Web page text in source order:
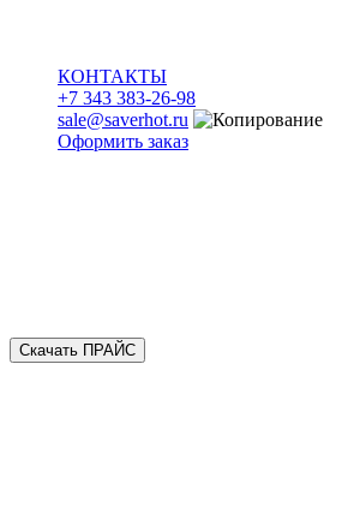
КОНТАКТЫ
+7 343 383-26-98
sale@saverhot.ru
Оформить заказ
Скачать ПРАЙС